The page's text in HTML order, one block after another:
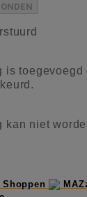
is
kan niet